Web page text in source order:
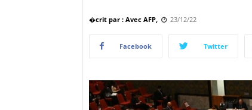
�crit par : Avec AFP, 23/12/22
Facebook Twitter